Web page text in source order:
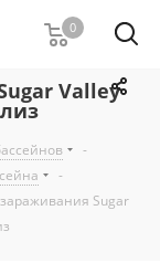
0
Valley
-
-
Sugar